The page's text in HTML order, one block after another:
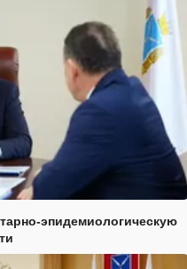
эпидемиологическую